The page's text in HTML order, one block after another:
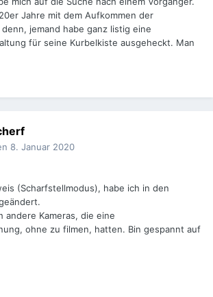
Jahre mit dem Aufkommen der
jemand habe ganz listig eine
für seine Kurbelkiste ausgeheckt. Man
8. Januar 2020
(Scharfstellmodus), habe ich in den
andere Kameras, die eine
ohne zu filmen, hatten. Bin gespannt auf